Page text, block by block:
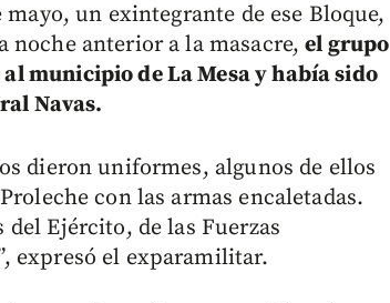
un exintegrante de ese Bloque,
noche anterior a la masacre,el grupo
municipio de La Mesa y había sido
Navas.
dieron uniformes, algunos de ellos
con las armas encaletadas.
del Ejército, de las Fuerzas
expresó el exparamilitar.